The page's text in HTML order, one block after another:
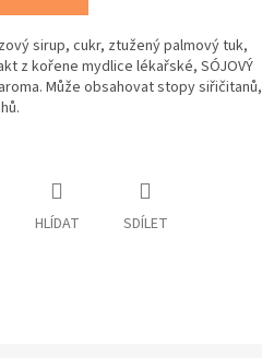
sirup, cukr, ztužený palmový tuk,
z kořene mydlice lékařské, SÓJOVÝ
Může obsahovat stopy siřičitanů,
HLÍDAT SDÍLET